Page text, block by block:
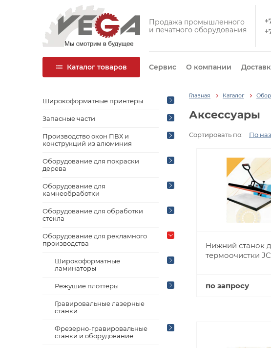
Продажа промышленного
и печатного оборудования
Каталог товаров Сервис О компании
Широкоформатные принтеры
Запасные части
Производство окон ПВХ и
конструкций из алюминия
Оборудование для покраски
дерева
Оборудование для
камнеобработки
Оборудование для обработки
стекла
Оборудование для рекламного
производства
Широкоформатные
ламинаторы
Режушие плоттеры
Гравировальные лазерные
станки
Фрезерно-гравировальные
станки и оборудование
Главная Каталог
Аксессуары
Сортировать по: По
Нижний станок
термоочистки
по запросу